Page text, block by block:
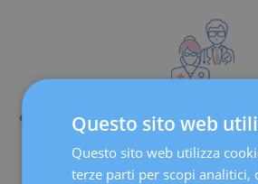
commissione costituita da
discipline(ginecologia, oncologia,
chirurgia estetica, ecc.) si riunisce
valutare il problema di ogni donna in
e decidere quali passi
Questo sito web
Questo sito web utilizza
terze parti per scopi analitici,